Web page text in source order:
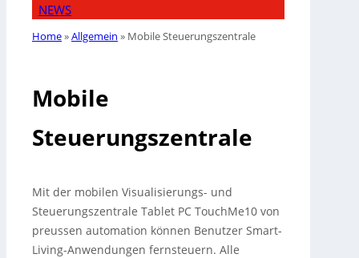
NEWS
Home»Allgemein » Mobile Steuerungszentrale
Mobile
Steuerungszentrale
Mit der mobilen Visualisierungs- und
Steuerungszentrale Tablet PC TouchMe10 von
preussen automation können Benutzer Smart-
Living-Anwendungen fernsteuern. Alle